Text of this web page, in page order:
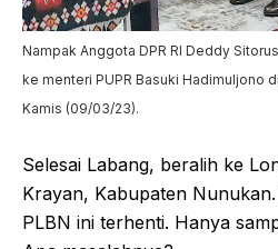
Nampak Anggota DPR RI Deddy
ke menteri PUPR Basuki Hadimuljono
Kamis (09/03/23).
Selesai Labang, beralih ke
Krayan, Kabupaten
PLBN ini terhenti. Hanya